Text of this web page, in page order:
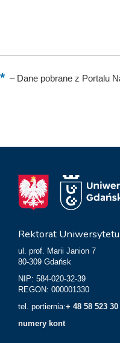
–Dane pobrane z Portalu
Rektorat
ul. prof. Marii Janion 7
80-309 Gdańsk
NIP: 584-020-32-39
REGON: 000001330
tel. portiernia:+ 48 58 523 30
numery kont